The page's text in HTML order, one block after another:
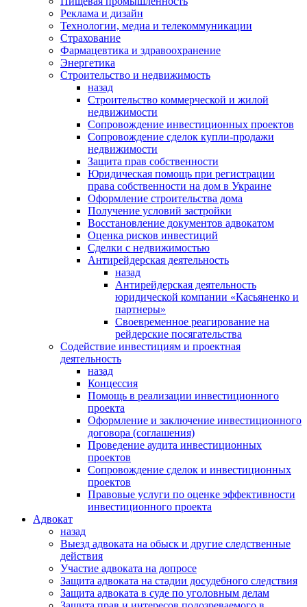
Реклама и дизайн
Технологии, медиа и телекоммуникации
Страхование
Фармацевтика и здравоохранение
Энергетика
Строительство и недвижимость
назад
Строительство коммерческой и жилой
недвижимости
Сопровождение инвестиционных проектов
Сопровождение сделок купли-продажи
недвижимости
Защита прав собственности
Юридическая помощь при регистрации
права собственности на дом в Украине
Оформление строительства дома
Получение условий застройки
Восстановление документов адвокатом
Оценка рисков инвестиций
Сделки с недвижимостью
Антирейдерская деятельность
назад
Антирейдерская деятельность
юридической компании «Касьяненко и
партнеры»
Своевременное реагирование на
рейдерские посягательства
Содействие инвестициям и проектная
деятельность
назад
Концессия
Помощь в реализации инвестиционного
проекта
Оформление и заключение инвестиционного
договора (соглашения)
Проведение аудита инвестиционных
проектов
Сопровождение сделок и инвестиционных
проектов
Правовые услуги по оценке эффективности
инвестиционного проекта
Адвокат
назад
Выезд адвоката на обыск и другие следственные
действия
Участие адвоката на допросе
Защита адвоката на стадии досудебного следствия
Защита адвоката в суде по уголовным делам